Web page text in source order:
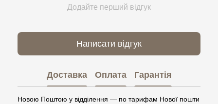
Додайте перший відгук
Написати відгук
Доставка Оплата Гарантія
Новою Поштою у відділення — по тарифам Нової пошти